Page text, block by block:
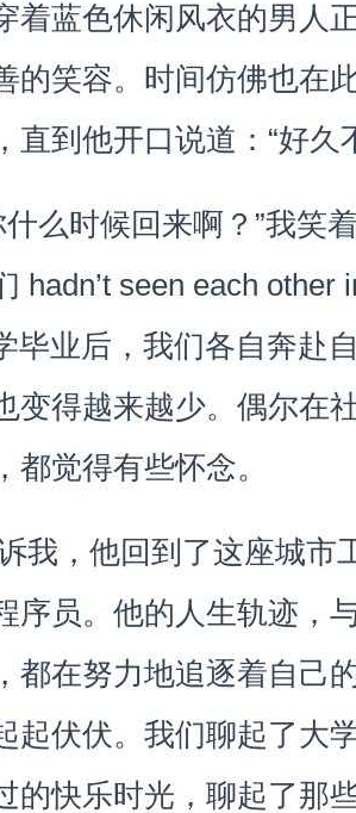
着蓝色休闲风衣的男人
的笑容。时间仿佛也在
直到他开口说道：“好久
什么时候回来啊？”我笑
hadn’t seen each other
毕业后，我们各自奔赴
变得越来越少。偶尔在
都觉得有些怀念。
我，他回到了这座城市
序员。他的人生轨迹，
都在努力地追逐着自己
起伏伏。我们聊起了大
的快乐时光，聊起了那